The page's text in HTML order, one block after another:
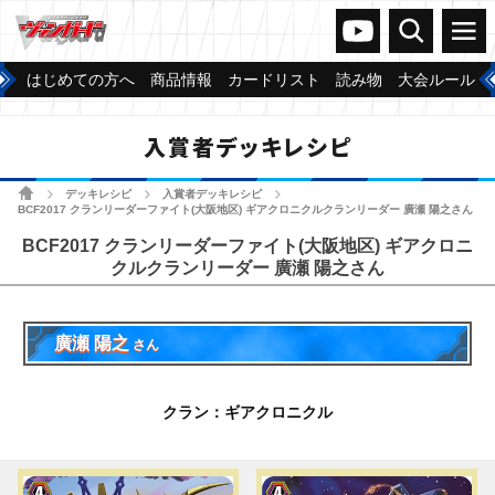
ヴァンガードch
検索 メニュー
はじめての方へ 商品情報 カードリスト 読み物 大会ルール
入賞者デッキレシピ
ホームデッキレシピ 入賞者デッキレシピ
BCF2017 クランリーダーファイト(大阪地区) ギアクロニクルクランリーダー 廣瀬 陽之さん
BCF2017 クランリーダーファイト(大阪地区) ギアクロニ
クルクランリーダー 廣瀬 陽之さん
廣瀬 陽之 さん
クラン：ギアクロニクル